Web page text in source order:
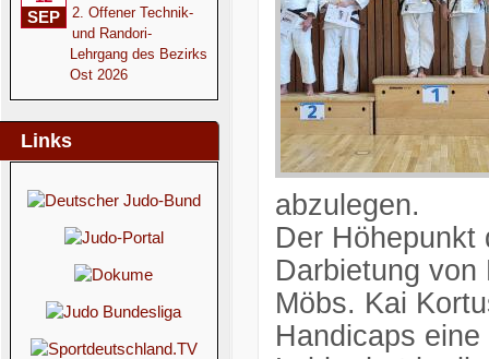
SEP
2. Offener Technik-
und Randori-
Lehrgang des Bezirks
Ost 2026
Links
abzulegen.
Der Höhepunkt
Darbietung von
Möbs. Kai
Handicaps